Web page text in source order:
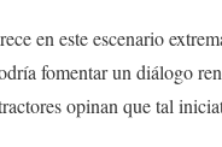
en este escenario
fomentar un diálogo
opinan que tal